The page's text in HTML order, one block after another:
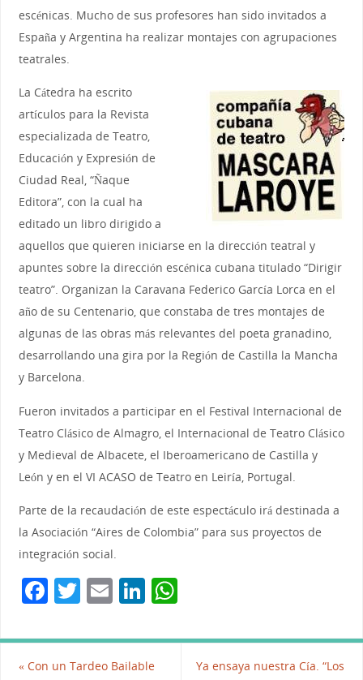
escénicas. Mucho de sus profesores han sido invitados a
España y Argentina ha realizar montajes con agrupaciones
teatrales.
La Cátedra ha escrito
artículos para la Revista
especializada de Teatro,
Educación y Expresión de
Ciudad Real, “Ñaque
Editora”, con la cual ha
editado un libro dirigido a
aquellos que quieren iniciarse en la dirección teatral y
apuntes sobre la dirección escénica cubana titulado “Dirigir
teatro”. Organizan la Caravana Federico García Lorca en el
año de su Centenario, que constaba de tres montajes de
algunas de las obras más relevantes del poeta granadino,
desarrollando una gira por la Región de Castilla la Mancha
y Barcelona.
Fueron invitados a participar en el Festival Internacional de
Teatro Clásico de Almagro, el Internacional de Teatro Clásico
y Medieval de Albacete, el Iberoamericano de Castilla y
León y en el VI ACASO de Teatro en Leiría, Portugal.
Parte de la recaudación de este espectáculo irá destinada a
la Asociación “Aires de Colombia” para sus proyectos de
integración social.
F
c
e
T
itt
er
E
ai
l
Li
k
e
W
at
«Con un Tardeo Bailable
Ya ensaya nuestra Cía. “Los